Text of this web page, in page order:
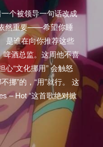
个被领导一句话改成
然重要——希望你睡
是谁在向你推荐这些
酒总监。这周他不喜
“文化挪用” 会触怒
挪”的，“用”就行。 这
– Hot “这首歌绝对掀
店里可劲造，还是留
情况，我作为一个成
Vybz Kartel也对Sikka